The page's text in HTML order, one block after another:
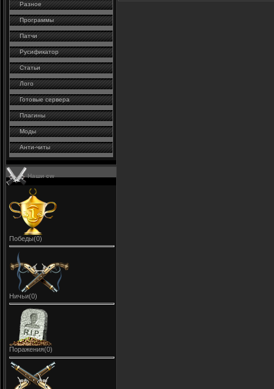
Разное
Программы
Патчи
Русификатор
Статьи
Лого
Готовые сервера
Плагины
Моды
Анти-читы
Наши cw
Победы(0)
Ничьи(0)
Поражения(0)